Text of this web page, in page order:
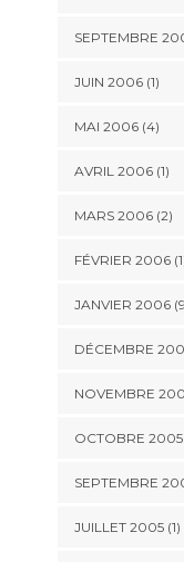
SEPTEMBRE
JUIN 2006 (1)
MAI 2006 (4)
AVRIL 2006 (1)
MARS 2006 (2)
FÉVRIER 2006
JANVIER 2006
DÉCEMBRE
NOVEMBRE
OCTOBRE 2005
SEPTEMBRE
JUILLET 2005 (1)